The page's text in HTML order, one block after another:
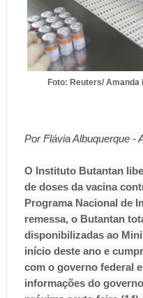
Foto: Reuters/
Por Flávia Albuquerque -
O Instituto Butantan
de doses da vacina
Programa Nacional de
remessa, o Butantan
disponibilizadas ao
início deste ano e
com o governo federal
informações do